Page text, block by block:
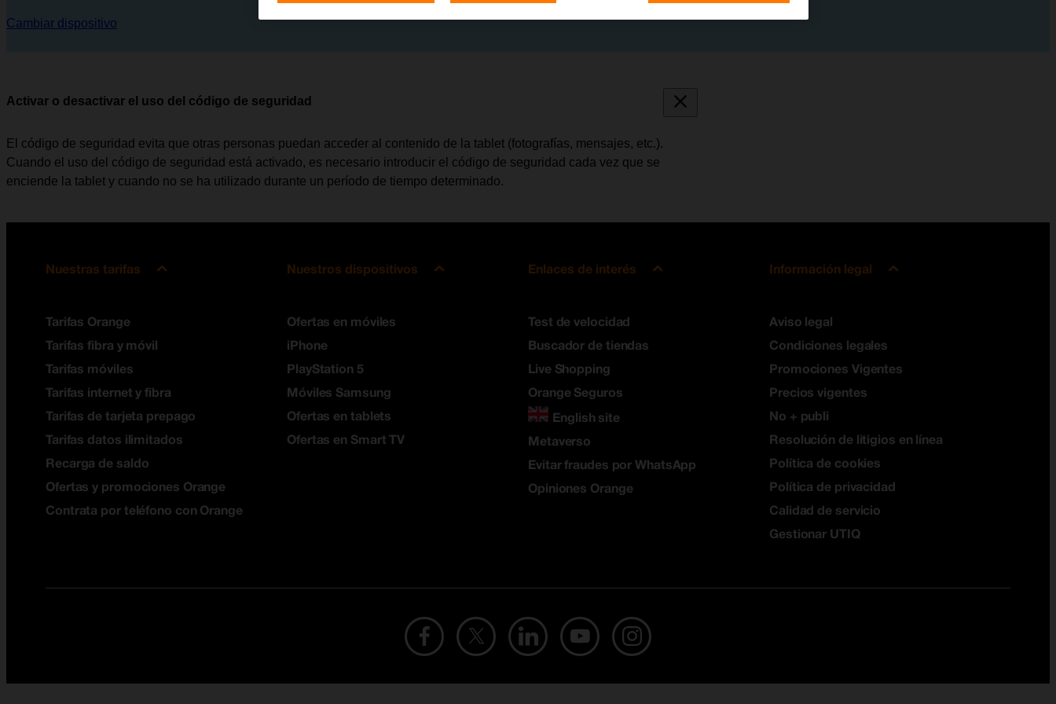
Cambiar dispositivo
Activar o desactivar el uso del código de seguridad
El código de seguridad evita que otras personas puedan acceder al contenido de la tablet (fotografías, mensajes, etc.).
Cuando el uso del código de seguridad está activado, es necesario introducir el código de seguridad cada vez que se
enciende la tablet y cuando no se ha utilizado durante un período de tiempo determinado.
Nuestras tarifas
Tarifas Orange
Tarifas fibra y móvil
Tarifas móviles
Tarifas internet y fibra
Tarifas de tarjeta prepago
Tarifas datos ilimitados
Recarga de saldo
Ofertas y promociones Orange
Contrata por teléfono con Orange
Nuestros dispositivos
Ofertas en móviles
iPhone
PlayStation 5
Móviles Samsung
Ofertas en tablets
Ofertas en Smart TV
Enlaces de interés
Test de velocidad
Buscador de tiendas
Live Shopping
Orange Seguros
English site
Metaverso
Evitar fraudes por WhatsApp
Opiniones Orange
Información legal
Aviso legal
Condiciones legales
Promociones Vigentes
Precios vigentes
No + publi
Resolución de litigios en línea
Política de cookies
Política de privacidad
Calidad de servicio
Gestionar UTIQ